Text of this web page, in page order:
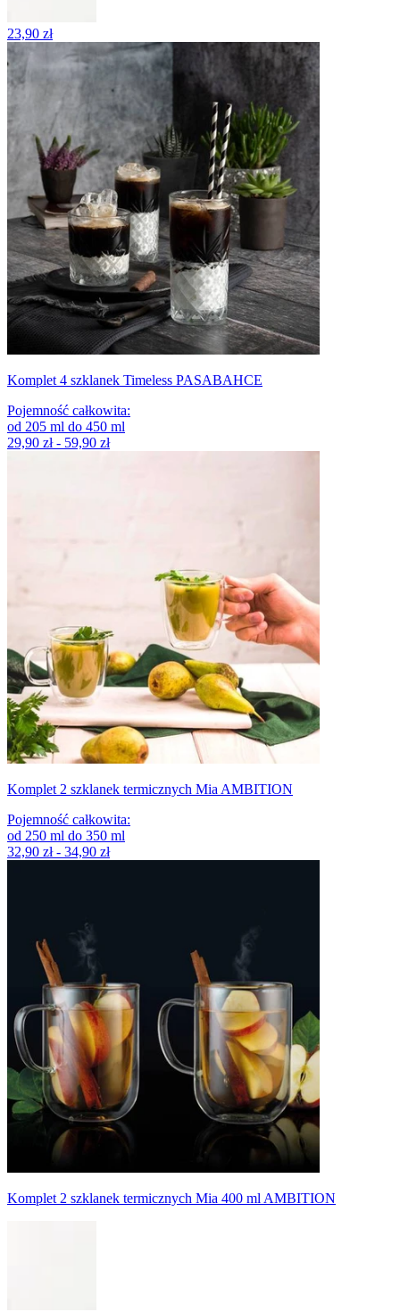
23,90 zł
Komplet 4 szklanek Timeless PASABAHCE
Pojemność całkowita:
od 205 ml do 450 ml
29,90 zł - 59,90 zł
Komplet 2 szklanek termicznych Mia AMBITION
Pojemność całkowita:
od 250 ml do 350 ml
32,90 zł - 34,90 zł
Komplet 2 szklanek termicznych Mia 400 ml AMBITION